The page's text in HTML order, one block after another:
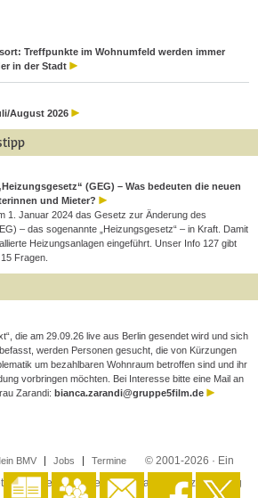
Treffpunkte im Wohnumfeld werden immer
in der Stadt
August 2026
(GEG) – Was bedeuten die neuen
und Mieter?
1. Januar 2024 das Gesetz zur Änderung des
– das sogenannte „Heizungsgesetz“ – in Kraft. Damit
Heizungsanlagen eingeführt. Unser Info 127 gibt
Fragen.
die am 29.09.26 live aus Berlin gesendet wird und sich
werden Personen gesucht, die von Kürzungen
um bezahlbaren Wohnraum betroffen sind und ihr
vorbringen möchten. Bei Interesse bitte eine Mail an
Zarandi: bianca.zarandi@gruppe5film.de
BMV Jobs Termine
© 2001-2026 · Ein
e.V. ·Impressum·Datenschutzerklärung